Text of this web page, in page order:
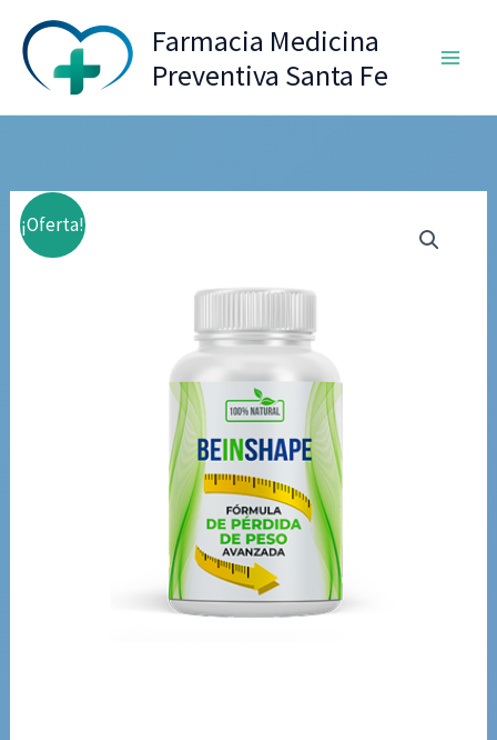
contenido
Farmacia Medicina
Preventiva Santa Fe
¡Oferta!